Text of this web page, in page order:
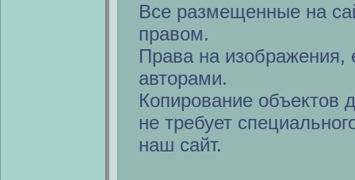
Все размещенные на
правом.
Права на изображения,
авторами.
Копирование объектов
не требует
наш сайт.